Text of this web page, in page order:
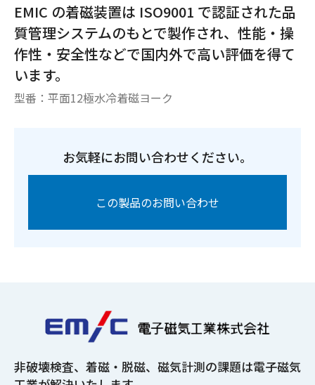
EMIC の着磁装置は ISO9001 で認証された品
質管理システムのもとで製作され、性能・操
作性・安全性などで国内外で高い評価を得て
います。
型番： 平面12極水冷着磁ヨーク
お気軽にお問い合わせください。
この製品のお問い合わせ
非破壊検査、着磁・脱磁、磁気計測の課題は電子磁気